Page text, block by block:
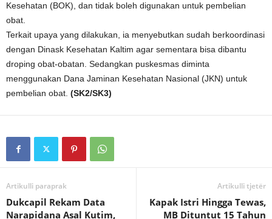
Kesehatan (BOK), dan tidak boleh digunakan untuk pembelian
obat.
Terkait upaya yang dilakukan, ia menyebutkan sudah berkoordinasi
dengan Dinask Kesehatan Kaltim agar sementara bisa dibantu
droping obat-obatan. Sedangkan puskesmas diminta
menggunakan Dana Jaminan Kesehatan Nasional (JKN) untuk
pembelian obat. (SK2/SK3)
Artikulli paraprak
Dukcapil Rekam Data
Narapidana Asal Kutim,
Artikulli tjetër
Kapak Istri Hingga Tewas,
MB Dituntut 15 Tahun